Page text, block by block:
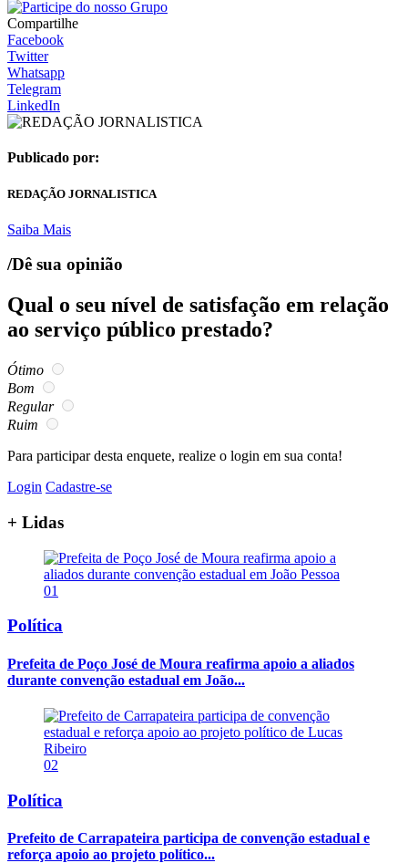
Compartilhe
Facebook
Twitter
Whatsapp
Telegram
LinkedIn
Publicado por:
REDAÇÃO JORNALISTICA
Saiba Mais
/Dê sua opinião
Qual o seu nível de satisfação em relação
ao serviço público prestado?
Ótimo
Bom
Regular
Ruim
Para participar desta enquete, realize o login em sua conta!
Login Cadastre-se
+ Lidas
01
Política
Prefeita de Poço José de Moura reafirma apoio a aliados
durante convenção estadual em João...
02
Política
Prefeito de Carrapateira participa de convenção estadual e
reforça apoio ao projeto político...